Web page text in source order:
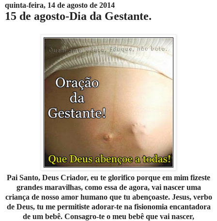
quinta-feira, 14 de agosto de 2014
15 de agosto-Dia da Gestante.
Pai Santo, Deus Criador, eu te glorifico porque em mim fizeste
grandes maravilhas, como essa de agora, vai nascer uma
criança de nosso amor humano que tu abençoaste. Jesus, verbo
de Deus, tu me permitiste adorar-te na fisionomia encantadora
de um bebê. Consagro-te o meu bebê que vai nascer,